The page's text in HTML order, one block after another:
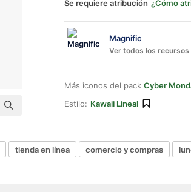
Se requiere atribución ¿Cómo
Magnific
Ver todos los
Más iconos del pack Cyber
Estilo: Kawaii Lineal
tienda en línea comercio y compras